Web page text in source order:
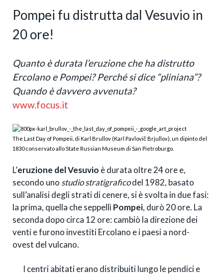
Pompei fu distrutta dal Vesuvio in
20 ore!
Quanto è durata l’eruzione che ha distrutto
Ercolano e Pompei? Perché si dice “pliniana”?
Quando è davvero avvenuta?
www.focus.it
The Last Day of Pompeii, di Karl Brullov (Karl Pavlovič Brjullov), un dipinto del
1830 conservato allo State Russian Museum di San Pietroburgo.
L’eruzione del Vesuvio è durata oltre 24 ore e,
secondo uno studio stratigraficodel 1982, basato
sull’analisi degli strati di cenere, si è svolta in due fasi:
la prima, quella che seppellì Pompei, durò 20 ore. La
seconda dopo circa 12 ore: cambiò la direzione dei
venti e furono investiti Ercolano e i paesi a nord-
ovest del vulcano.
I centri abitati erano distribuiti lungo le pendici e